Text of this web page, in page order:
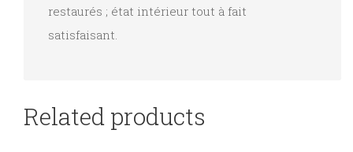
comparées.
A-
restaurés ; état intérieur tout à fait
satisfaisant.
Related products